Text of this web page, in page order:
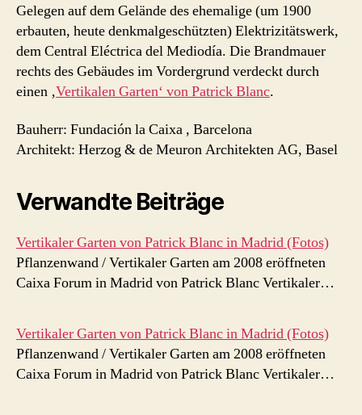
Gelegen auf dem Gelände des ehemalige (um 1900
erbauten, heute denkmalgeschützten) Elektrizitätswerk,
dem Central Eléctrica del Mediodía. Die Brandmauer
rechts des Gebäudes im Vordergrund verdeckt durch
einen ‚Vertikalen Garten‘ von Patrick Blanc.
Bauherr: Fundación la Caixa , Barcelona
Architekt: Herzog & de Meuron Architekten AG, Basel
Verwandte Beiträge
Vertikaler Garten von Patrick Blanc in Madrid (Fotos)
Pflanzenwand / Vertikaler Garten am 2008 eröffneten
Caixa Forum in Madrid von Patrick Blanc Vertikaler…
Vertikaler Garten von Patrick Blanc in Madrid (Fotos)
Pflanzenwand / Vertikaler Garten am 2008 eröffneten
Caixa Forum in Madrid von Patrick Blanc Vertikaler…